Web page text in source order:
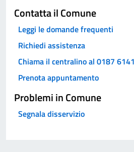
Contatta il Comune
Leggi le domande frequenti
Richiedi assistenza
Chiama il centralino al 0187 6141
Prenota appuntamento
Problemi in Comune
Segnala disservizio